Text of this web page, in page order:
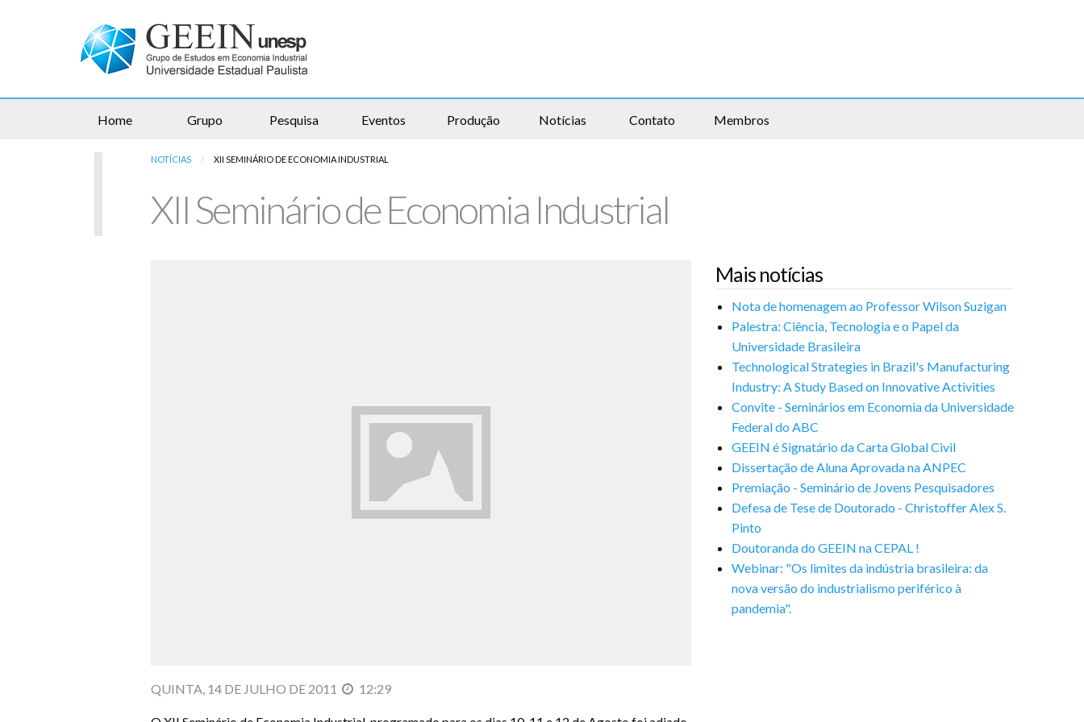
Home Grupo Pesquisa Eventos Produção Notícias Contato Membros
NOTÍCIAS ATUAL:
XII SEMINÁRIO DE ECONOMIA INDUSTRIAL
XII Seminário de Economia Industrial
QUINTA, 14 DE JULHO DE 2011 12:29
Mais notícias
Nota de homenagem ao Professor Wilson Suzigan
Palestra: Ciência, Tecnologia e o Papel da
Universidade Brasileira
Technological Strategies in Brazil's Manufacturing
Industry: A Study Based on Innovative Activities
Convite - Seminários em Economia da Universidade
Federal do ABC
GEEIN é Signatário da Carta Global Civil
Dissertação de Aluna Aprovada na ANPEC
Premiação - Seminário de Jovens Pesquisadores
Defesa de Tese de Doutorado - Christoffer Alex S.
Pinto
Doutoranda do GEEIN na CEPAL !
Webinar: "Os limites da indústria brasileira: da
nova versão do industrialismo periférico à
pandemia".